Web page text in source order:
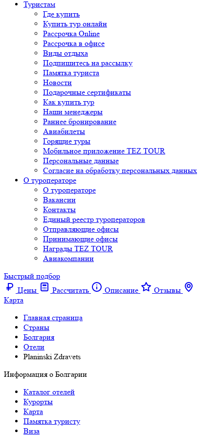
Туристам
Где купить
Купить тур онлайн
Рассрочка Online
Рассрочка в офисе
Виды отдыха
Подпишитесь на рассылку
Памятка туриста
Новости
Подарочные сертификаты
Как купить тур
Наши менеджеры
Раннее бронирование
Авиабилеты
Горящие туры
Мобильное приложение TEZ TOUR
Персональные данные
Согласие на обработку персональных данных
О туроператоре
О туроператоре
Вакансии
Контакты
Единый реестр туроператоров
Отправляющие офисы
Принимающие офисы
Награды TEZ TOUR
Авиакомпании
Быстрый подбор
Цены
Рассчитать Описание
Отзывы
Карта
Главная страница
Cтраны
Болгария
Отели
Planinski Zdravets
Информация о Болгарии
Каталог отелей
Курорты
Карта
Памятка туристу
Виза